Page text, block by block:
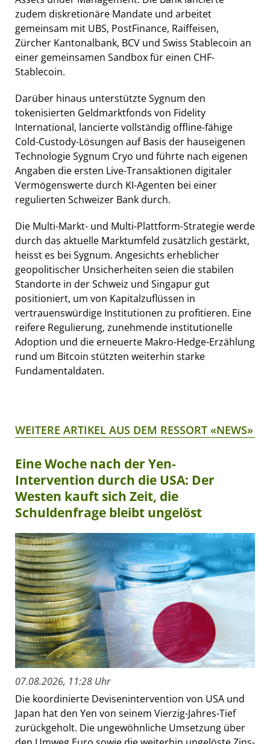
zudem diskretionäre Mandate und arbeitet
gemeinsam mit UBS, PostFinance, Raiffeisen,
Zürcher Kantonalbank, BCV und Swiss Stablecoin an
einer gemeinsamen Sandbox für einen CHF-
Stablecoin.
Darüber hinaus unterstützte Sygnum den
tokenisierten Geldmarktfonds von Fidelity
International, lancierte vollständig offline-fähige
Cold-Custody-Lösungen auf Basis der hauseigenen
Technologie Sygnum Cryo und führte nach eigenen
Angaben die ersten Live-Transaktionen digitaler
Vermögenswerte durch KI-Agenten bei einer
regulierten Schweizer Bank durch.
Die Multi-Markt- und Multi-Plattform-Strategie werde
durch das aktuelle Marktumfeld zusätzlich gestärkt,
heisst es bei Sygnum. Angesichts erheblicher
geopolitischer Unsicherheiten seien die stabilen
Standorte in der Schweiz und Singapur gut
positioniert, um von Kapitalzuflüssen in
vertrauenswürdige Institutionen zu profitieren. Eine
reifere Regulierung, zunehmende institutionelle
Adoption und die erneuerte Makro-Hedge-Erzählung
rund um Bitcoin stützten weiterhin starke
Fundamentaldaten.
WEITERE ARTIKEL AUS DEM RESSORT «NEWS»
Eine Woche nach der Yen-
Intervention durch die USA: Der
Westen kauft sich Zeit, die
Schuldenfrage bleibt ungelöst
07.08.2026, 11:28 Uhr
Die koordinierte Devisenintervention von USA und
Japan hat den Yen von seinem Vierzig-Jahres-Tief
zurückgeholt. Die ungewöhnliche Umsetzung über